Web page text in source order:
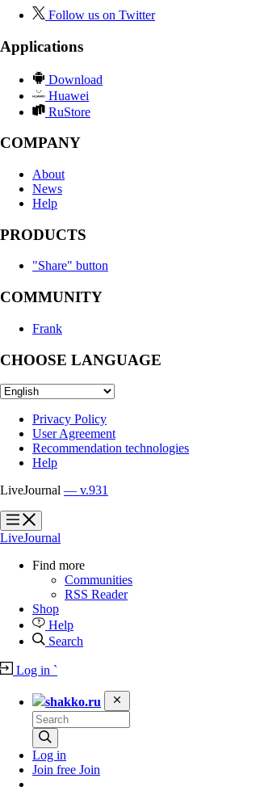
Follow us on Twitter
Applications
Download
Huawei
RuStore
COMPANY
About
News
Help
PRODUCTS
"Share" button
COMMUNITY
Frank
CHOOSE LANGUAGE
Privacy Policy
User Agreement
Recommendation technologies
Help
LiveJournal — v.931
?
?
LiveJournal
Find more
Communities
RSS Reader
Shop
Help
Search
Log in `
shakko.ru
Log in
Join free Join